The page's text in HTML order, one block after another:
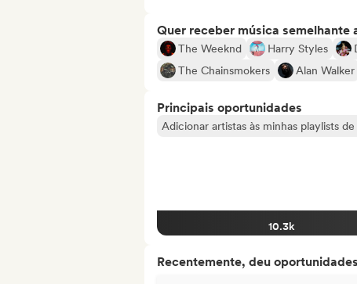
Quer receber música semelhante
The Weeknd Harry Styles
The Chainsmokers
Alan Walker
Principais oportunidades
Adicionar artistas às minhas playlists
10.3k
Recentemente, deu